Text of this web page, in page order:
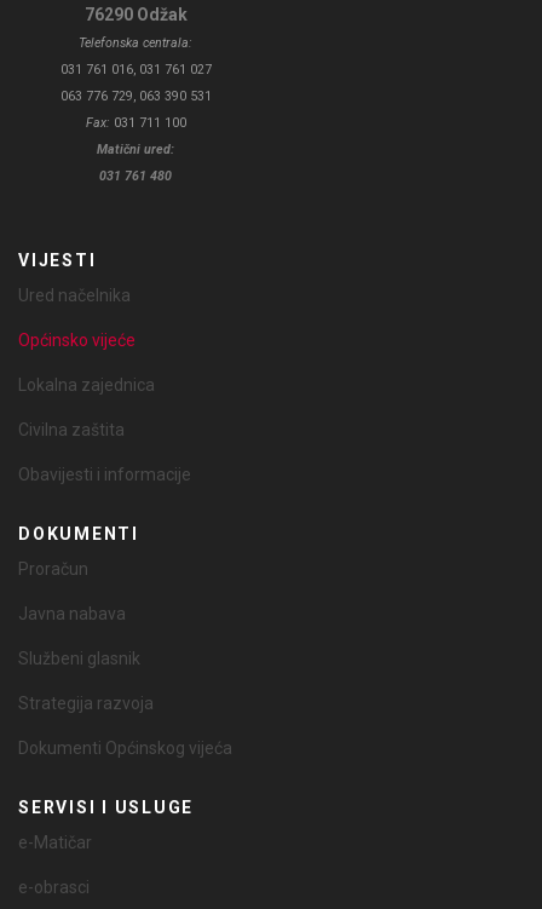
76290 Odžak
Telefonska centrala:
031 761 016, 031 761 027
063 776 729, 063 390 531
Fax: 031 711 100
Matični ured:
031 761 480
VIJESTI
Ured načelnika
Općinsko vijeće
Lokalna zajednica
Civilna zaštita
Obavijesti i informacije
DOKUMENTI
Proračun
Javna nabava
Službeni glasnik
Strategija razvoja
Dokumenti Općinskog vijeća
SERVISI I USLUGE
e-Matičar
e-obrasci